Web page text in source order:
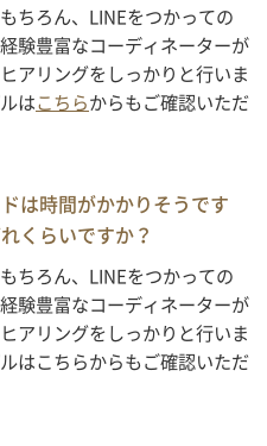
ちろん、LINEをつかっての
験豊富なコーディネーターが
アリングをしっかりと行いま
はこちらからもご確認いただ
は時間がかかりそうです
くらいですか？
ちろん、LINEをつかっての
験豊富なコーディネーターが
アリングをしっかりと行いま
はこちらからもご確認いただ